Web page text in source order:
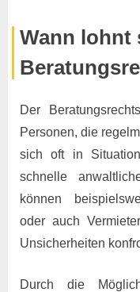
Wann lohnt
Der
Personen, die
sich oft in
schnelle
können
oder auch
Unsicherheiten
Durch die